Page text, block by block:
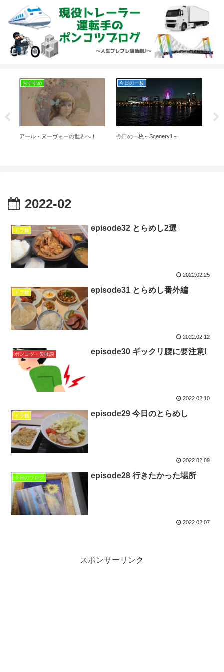
おすすめ
アール・ヌーヴォーの世界へ！
今日の一枚
今日の一枚～Scenery1～
2022-02
ドラ飯 episode32 とらめし2選
2022.02.25
ドラ飯 episode31 とらめし番外編
2022.02.12
ポンコツ・失敗談 episode30 ギックリ腰に要注意!
2022.02.10
ドラ飯 episode29 今日のとらめし
2022.02.09
今日のブログ episode28 行きたかった場所
2022.02.07
スポンサーリンク